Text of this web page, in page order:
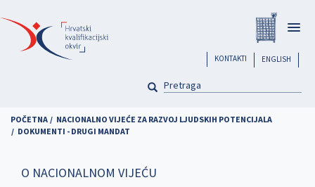
na
glavni
sadržaj
ENGLISH
header
KONTAKTI
PRETRAGA
POČETNA
NACIONALNO VIJEĆE ZA RAZVOJ LJUDSKIH POTENCIJALA
DOKUMENTI - DRUGI MANDAT
O NACIONALNOM VIJEĆU